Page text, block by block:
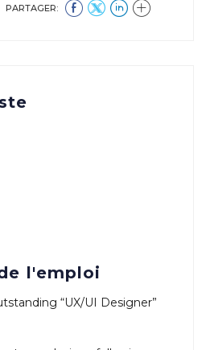
PARTAGER:
l'emploi
“UX/UI Designer”